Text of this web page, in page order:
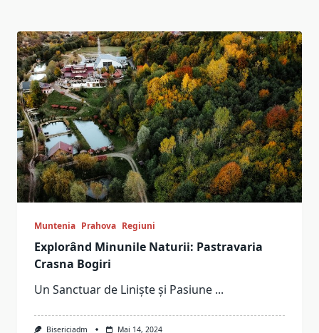
Muntenia Prahova Regiuni
Explorând Minunile Naturii: Pastravaria
Crasna Bogiri
Un Sanctuar de Liniște și Pasiune ...
Bisericiadm Mai 14, 2024